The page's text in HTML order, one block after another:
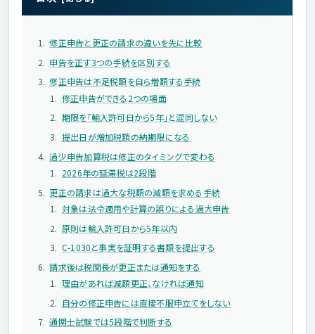
修正申告と更正の請求の違いを先に比較
申告を正す3つの手続を区別する
修正申告は不足税額を自ら増額する手続
修正申告ができる2つの場面
期限を「輸入許可日から5年」と混同しない
提出日が増加税額の納期限になる
過少申告加算税は修正のタイミングで変わる
2026年の延滞税は2段階
更正の請求は過大な税額の減額を求める手続
対象は法令適用や計算の誤りによる過大申告
原則は輸入許可日から5年以内
C-1030と事実を証明する書類を提出する
請求後は税関長が更正または通知をする
理由があれば減額更正、なければ通知
自分の修正申告には直接不服申立てをしない
通関士試験では5段階で判断する